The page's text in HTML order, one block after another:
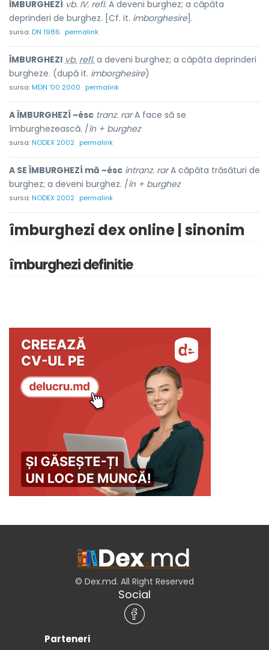
ÎMBURGHEZÍ vb. IV. refl. A deveni burghez; a căpăta
deprinderi de burghez. [Cf. it. imborghesire].
sursa:DN 1986 permalink
ÎMBURGHEZI vb. refl. a deveni burghez; a căpăta deprinderi
burgheze. (după it. imborghesire)
sursa:MDN '00 2000 permalink
A ÎMBURGHEZÍ ~ésc tranz. rarA face să se
îmburghezească. /în + burghez
sursa:NODEX 2002 permalink
A SE ÎMBURGHEZÍ mă ~ésc intranz. rarA căpăta trăsături de
burghez; a deveni burghez. /în + burghez
sursa:NODEX 2002 permalink
îmburghezi dex online | sinonim
îmburghezi definitie
© Dex.md. All Right Reserved
Social
Parteneri